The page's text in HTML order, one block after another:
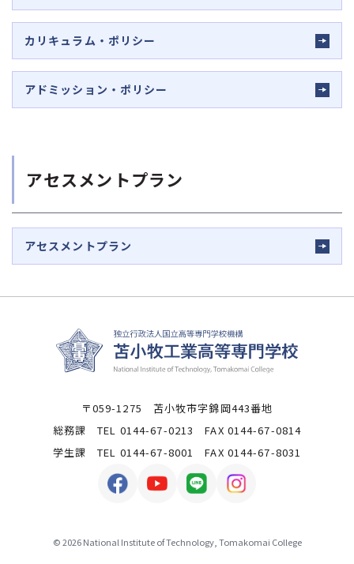
カリキュラム・ポリシー
アドミッション・ポリシー
アセスメントプラン
アセスメントプラン
〒059-1275 苫小牧市字錦岡443番地
総務課 TEL 0144-67-0213 FAX 0144-67-0814
学生課 TEL 0144-67-8001 FAX 0144-67-8031
© 2026 National Institute of Technology, Tomakomai College